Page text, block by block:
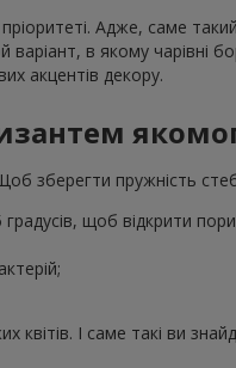
Адже, саме
в якому
акцентів декору.
пружність
щоб відкрити
І саме такі ви